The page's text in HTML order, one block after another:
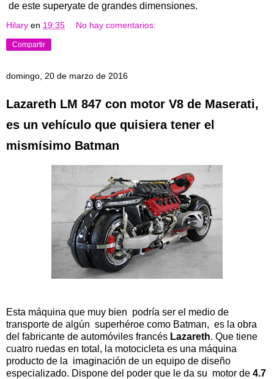
de este superyate de grandes dimensiones.
Hilary en 19:35 No hay comentarios:
Compartir
domingo, 20 de marzo de 2016
Lazareth LM 847 con motor V8 de Maserati,
es un vehículo que quisiera tener el
mismísimo Batman
Esta máquina que muy bien podría ser el medio de
transporte de algún superhéroe como Batman, es la obra
del fabricante de automóviles francés Lazareth. Que tiene
cuatro ruedas en total, la motocicleta es una máquina
producto de la imaginación de un equipo de diseño
especializado. Dispone del poder que le da su motor de 4.7